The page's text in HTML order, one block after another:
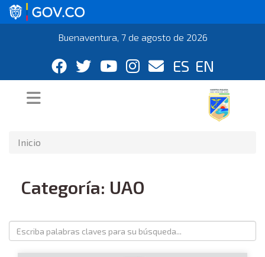
Buenaventura, 7 de agosto de 2026
ES EN
Inicio
Categoría: UAO